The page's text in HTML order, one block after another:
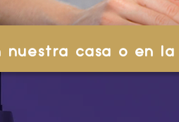
nuestra casa o en